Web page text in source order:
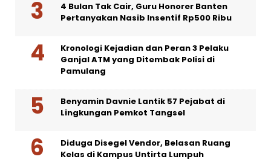
4 Bulan Tak Cair, Guru Honorer Banten
Pertanyakan Nasib Insentif Rp500 Ribu
Kronologi Kejadian dan Peran 3 Pelaku
Ganjal ATM yang Ditembak Polisi di
Pamulang
Benyamin Davnie Lantik 57 Pejabat di
Lingkungan Pemkot Tangsel
Diduga Disegel Vendor, Belasan Ruang
Kelas di Kampus Untirta Lumpuh